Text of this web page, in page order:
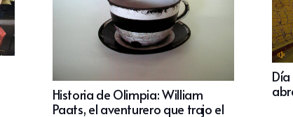
Historia de Olimpia: William
Paats, el aventurero que trajo el